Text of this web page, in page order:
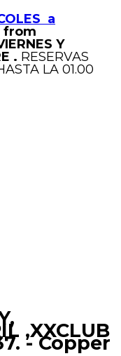
a
from
Y
. RESERVAS
LA 01.00
,XXCLUB
- Copper